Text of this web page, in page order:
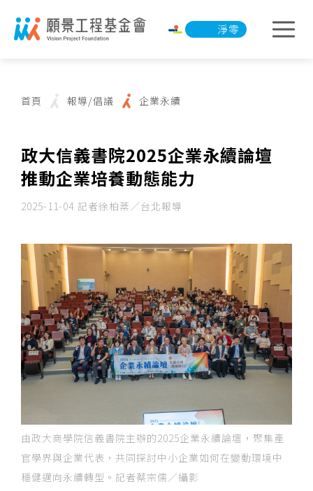
淨零承諾行動 淨零承諾行動
首頁 報導/倡議 企業永續
政大信義書院2025企業永續論壇
推動企業培養動態能力
2025-11-04 記者徐柏棻／台北報導
由政大商學院信義書院主辦的2025企業永續論壇，聚集產
官學界與企業代表，共同探討中小企業如何在變動環境中
穩健邁向永續轉型。記者蔡宗儒／攝影